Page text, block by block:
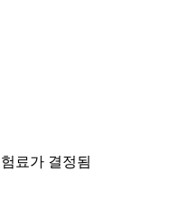
료가 결정됨